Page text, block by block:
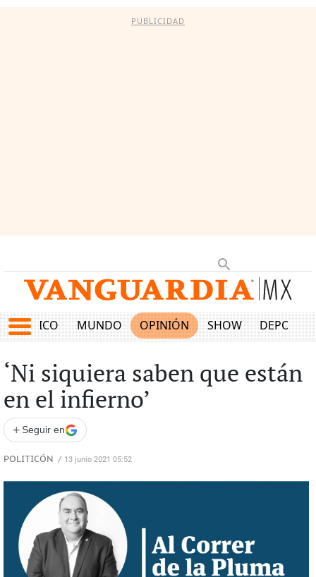
PUBLICIDAD
MÉXICO MUNDO OPINIÓN SHOW
‘Ni siquiera saben que están
en el infierno’
+ Seguir en
POLITICÓN / 13 junio 2021 05:52